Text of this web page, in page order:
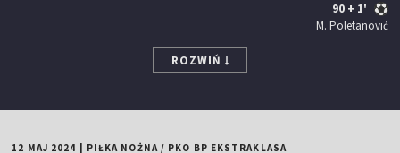
90+ 1'
M. Poletanović
ROZWIŃ
12 MAJ 2024 PIŁKA NOŻNA/ PKO BP EKSTRAKLASA